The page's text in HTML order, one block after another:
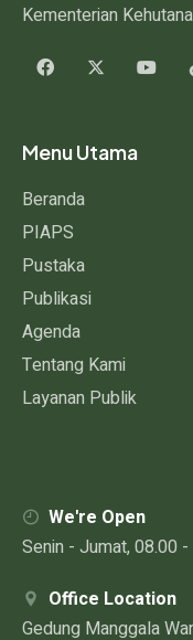
Kementerian
Menu Utama
Beranda
PIAPS
Pustaka
Publikasi
Agenda
Tentang Kami
Layanan Publik
We're Open
Senin - Jumat, 08.00
Office Location
Gedung Manggala